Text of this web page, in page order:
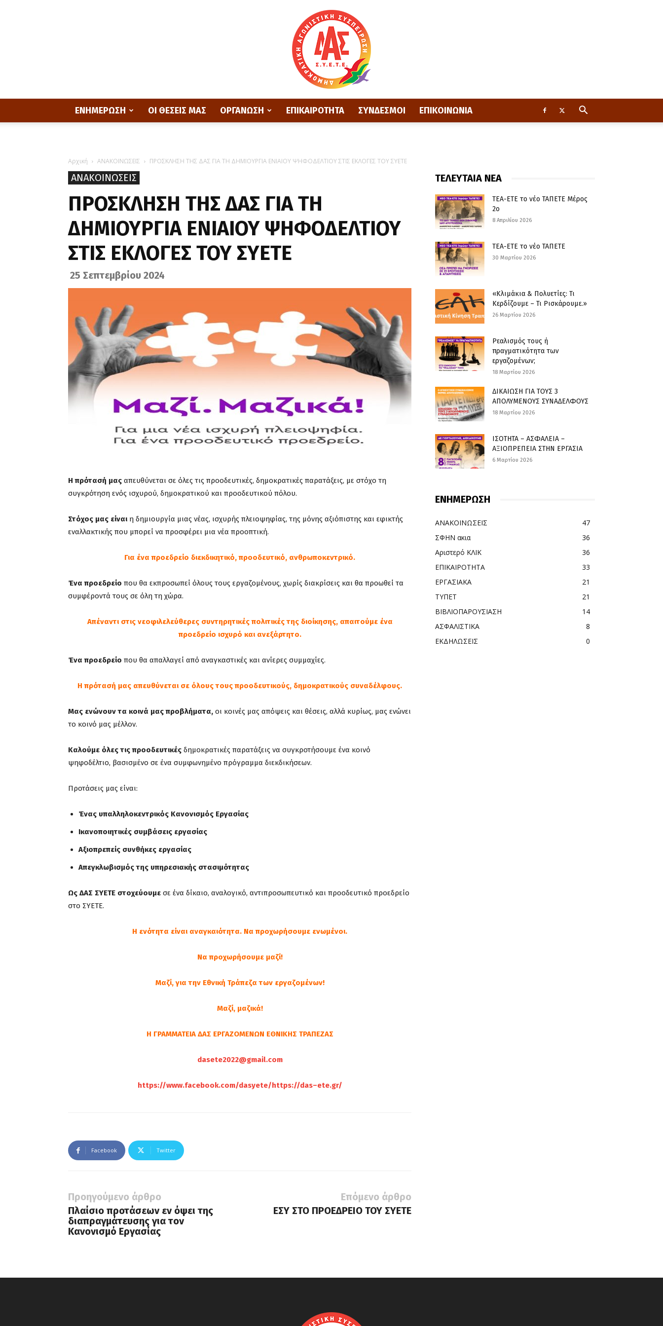
ΕΝΗΜΕΡΩΣΗ ΟΙ ΘΕΣΕΙΣ ΜΑΣ ΟΡΓΑΝΩΣΗ ΕΠΙΚΑΙΡΟΤΗΤΑ ΣΥΝΔΕΣΜΟΙ ΕΠΙΚΟΙΝΩΝΙΑ
Αρχική ΑΝΑΚΟΙΝΩΣΕΙΣ ΠΡΟΣΚΛΗΣΗ ΤΗΣ ΔΑΣ ΓΙΑ ΤΗ ΔΗΜΙΟΥΡΓΙΑ ΕΝΙΑΙΟΥ ΨΗΦΟΔΕΛΤΙΟΥ ΣΤΙΣ ΕΚΛΟΓΕΣ ΤΟΥ ΣΥΕΤΕ
ΑΝΑΚΟΙΝΩΣΕΙΣ
ΠΡΟΣΚΛΗΣΗ ΤΗΣ ΔΑΣ ΓΙΑ ΤΗ
ΔΗΜΙΟΥΡΓΙΑ ΕΝΙΑΙΟΥ ΨΗΦΟΔΕΛΤΙΟΥ
ΣΤΙΣ ΕΚΛΟΓΕΣ ΤΟΥ ΣΥΕΤΕ
25 Σεπτεμβρίου 2024
Η πρότασή μας απευθύνεται σε όλες τις προοδευτικές, δημοκρατικές παρατάξεις, με στόχο τη
συγκρότηση ενός ισχυρού, δημοκρατικού και προοδευτικού πόλου.
Στόχος μας είναι η δημιουργία μιας νέας, ισχυρής πλειοψηφίας, της μόνης αξιόπιστης και εφικτής
εναλλακτικής που μπορεί να προσφέρει μια νέα προοπτική.
Για ένα προεδρείο διεκδικητικό, προοδευτικό, ανθρωποκεντρικό.
Ένα προεδρείο που θα εκπροσωπεί όλους τους εργαζομένους, χωρίς διακρίσεις και θα προωθεί τα
συμφέροντά τους σε όλη τη χώρα.
Απέναντι στις νεοφιλελεύθερες συντηρητικές πολιτικές της διοίκησης, απαιτούμε ένα
προεδρείο ισχυρό και ανεξάρτητο.
Ένα προεδρείο που θα απαλλαγεί από αναγκαστικές και ανίερες συμμαχίες.
Η πρότασή μας απευθύνεται σε όλους τους προοδευτικούς, δημοκρατικούς συναδέλφους.
Μας ενώνουν τα κοινά μας προβλήματα, οι κοινές μας απόψεις και θέσεις, αλλά κυρίως, μας ενώνει
το κοινό μας μέλλον.
Καλούμε όλες τις προοδευτικές δημοκρατικές παρατάξεις να συγκροτήσουμε ένα κοινό
ψηφοδέλτιο, βασισμένο σε ένα συμφωνημένο πρόγραμμα διεκδικήσεων.
Προτάσεις μας είναι:
Ένας υπαλληλοκεντρικός Κανονισμός Εργασίας
Ικανοποιητικές συμβάσεις εργασίας
Αξιοπρεπείς συνθήκες εργασίας
Απεγκλωβισμός της υπηρεσιακής στασιμότητας
Ως ΔΑΣ ΣΥΕΤΕ στοχεύουμε σε ένα δίκαιο, αναλογικό, αντιπροσωπευτικό και προοδευτικό προεδρείο
στο ΣΥΕΤΕ.
Η ενότητα είναι αναγκαιότητα. Να προχωρήσουμε ενωμένοι.
Να προχωρήσουμε μαζί!
Μαζί, για την Εθνική Τράπεζα των εργαζομένων!
Μαζί, μαζικά!
Η ΓΡΑΜΜΑΤΕΙΑ ΔΑΣ ΕΡΓΑΖΟΜΕΝΩΝ ΕΘΝΙΚΗΣ ΤΡΑΠΕΖΑΣ
dasete2022@gmail.com
https://www.facebook.com/dasyete/https://das–ete.gr/
Facebook Twitter
Προηγούμενο άρθρο
Πλαίσιο προτάσεων εν όψει της
διαπραγμάτευσης για τον
Κανονισμό Εργασίας
Επόμενο άρθρο
ΕΣΥ ΣΤΟ ΠΡΟΕΔΡΕΙΟ ΤΟΥ ΣΥΕΤΕ
ΤΕΛΕΥΤΑΙΑ ΝΕΑ
ΤΕΑ-ΕΤΕ το νέο ΤΑΠΕΤΕ Μέρος
2ο
8 Απριλίου 2026
ΤΕΑ-ΕΤΕ το νέο ΤΑΠΕΤΕ
30 Μαρτίου 2026
«Κλιμάκια & Πολυετίες: Τι
Κερδίζουμε – Τι Ρισκάρουμε.»
26 Μαρτίου 2026
Ρεαλισμός τους ή
πραγματικότητα των
εργαζομένων;
18 Μαρτίου 2026
ΔΙΚΑΙΩΣΗ ΓΙΑ ΤΟΥΣ 3
ΑΠΟΛΥΜΕΝΟΥΣ ΣΥΝΑΔΕΛΦΟΥΣ
18 Μαρτίου 2026
ΙΣΟΤΗΤΑ – ΑΣΦΑΛΕΙΑ –
ΑΞΙΟΠΡΕΠΕΙΑ ΣΤΗΝ ΕΡΓΑΣΙΑ
6 Μαρτίου 2026
ΕΝΗΜΕΡΩΣΗ
ΑΝΑΚΟΙΝΩΣΕΙΣ
47
ΣΦΗΝ ακια
36
Αριστερό ΚΛΙΚ
36
ΕΠΙΚΑΙΡΟΤΗΤΑ
33
ΕΡΓΑΣΙΑΚΑ
21
ΤΥΠΕΤ
21
ΒΙΒΛΙΟΠΑΡΟΥΣΙΑΣΗ
14
ΑΣΦΑΛΙΣΤΙΚΑ
8
ΕΚΔΗΛΩΣΕΙΣ
0